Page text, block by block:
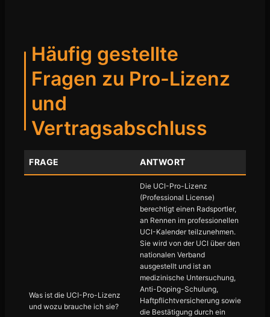
Häufig gestellte
Fragen zu Pro-Lizenz
und
Vertragsabschluss
FRAGE ANTWORT
Was ist die UCI-Pro-Lizenz
und wozu brauche ich sie?
Die UCI-Pro-Lizenz
(Professional License)
berechtigt einen Radsportler,
an Rennen im professionellen
UCI-Kalender teilzunehmen.
Sie wird von der UCI über den
nationalen Verband
ausgestellt und ist an
medizinische Untersuchung,
Anti-Doping-Schulung,
Haftpflichtversicherung sowie
die Bestätigung durch ein